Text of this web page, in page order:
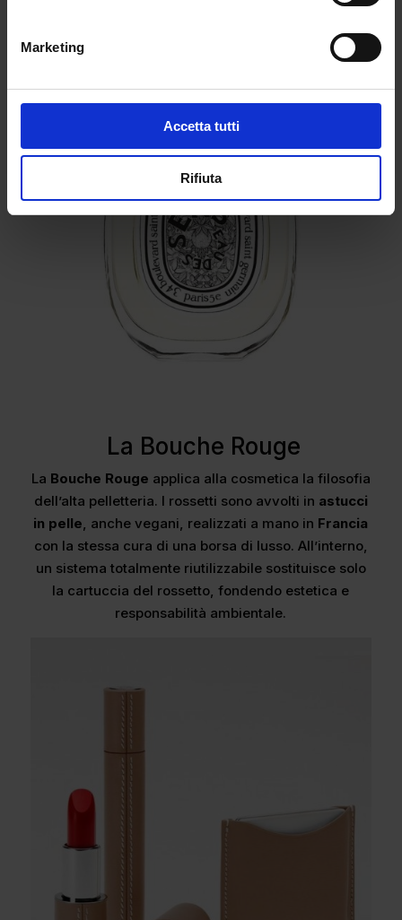
Marketing
Accetta tutti
Rifiuta
La Bouche Rouge
La Bouche Rouge applica alla cosmetica la filosofia
dell’alta pelletteria. I rossetti sono avvolti in astucci
in pelle, anche vegani, realizzati a mano in Francia
con la stessa cura di una borsa di lusso. All’interno,
un sistema totalmente riutilizzabile sostituisce solo
la cartuccia del rossetto, fondendo estetica e
responsabilità ambientale.